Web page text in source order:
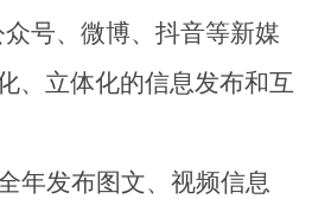
众号、微博、抖音等新媒
、立体化的信息发布和互
年发布图文、视频信息